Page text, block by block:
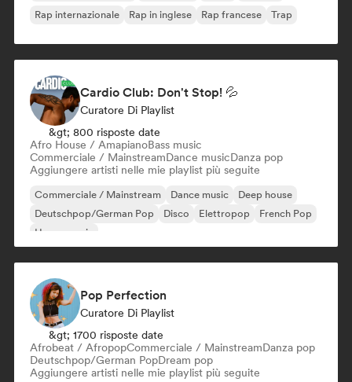
Rap internazionale
Rap in inglese Rap francese Trap
Cardio Club: Don't Stop! 💦
Curatore Di Playlist
&gt; 800 risposte date
Afro House / AmapianoBass music
Commerciale / MainstreamDance musicDanza pop
Aggiungere artisti nelle mie playlist più seguite
Commerciale / Mainstream Dance music
Deep house
Deutschpop/German Pop
Disco Elettropop
French Pop
House music
Pop Perfection
Curatore Di Playlist
&gt; 1700 risposte date
Afrobeat / AfropopCommerciale / MainstreamDanza pop
Deutschpop/German PopDream pop
Aggiungere artisti nelle mie playlist più seguite